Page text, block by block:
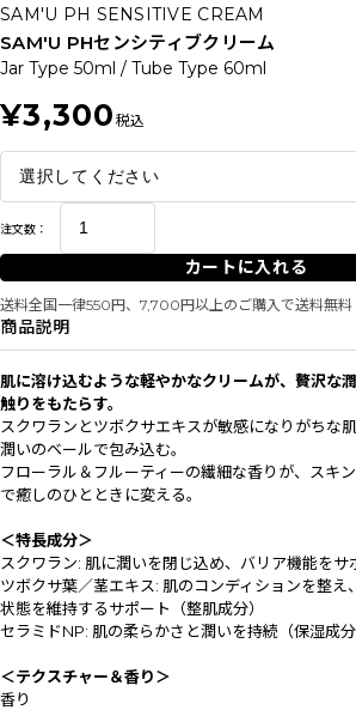
SAM'U PH SENSITIVE CREAM
SAM'U PHセンシティブクリーム
Jar Type 50ml / Tube Type 60ml
¥3,300 税込
注文数：
カートに入れる
送料全国一律550円、7,700円以上のご購入で送料無料
商品説明
肌に溶け込むような軽やかなクリームが、贅沢な
触りをもたらす。
スクワランとツボクサエキスが敏感になりがちな肌
潤いのベールで包み込む。
フローラル＆フルーティーの繊細な香りが、スキ
で癒しのひとときに変える。
＜特長成分＞
スクワラン: 肌に潤いを閉じ込め、バリア機能をサ
ツボクサ葉／茎エキス: 肌のコンディションを整え
状態を維持するサポート（整肌成分）
セラミドNP: 肌の柔らかさと潤いを持続（保湿成分
＜テクスチャー＆香り＞
香り